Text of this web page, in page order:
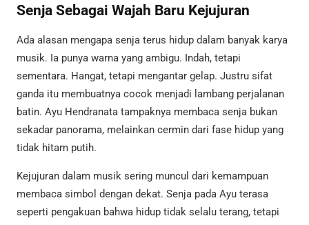
Senja Sebagai Wajah Baru Kejujuran
Ada alasan mengapa senja terus hidup dalam banyak karya
musik. Ia punya warna yang ambigu. Indah, tetapi
sementara. Hangat, tetapi mengantar gelap. Justru sifat
ganda itu membuatnya cocok menjadi lambang perjalanan
batin. Ayu Hendranata tampaknya membaca senja bukan
sekadar panorama, melainkan cermin dari fase hidup yang
tidak hitam putih.
Kejujuran dalam musik sering muncul dari kemampuan
membaca simbol dengan dekat. Senja pada Ayu terasa
seperti pengakuan bahwa hidup tidak selalu terang, tetapi